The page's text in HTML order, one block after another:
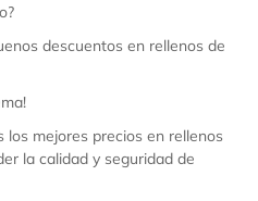
descuentos en rellenos de
los mejores precios en rellenos
la calidad y seguridad de